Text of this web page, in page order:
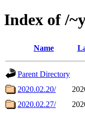
Index of /
Name
Parent Directory
2020.02.20/
2020.02.27/